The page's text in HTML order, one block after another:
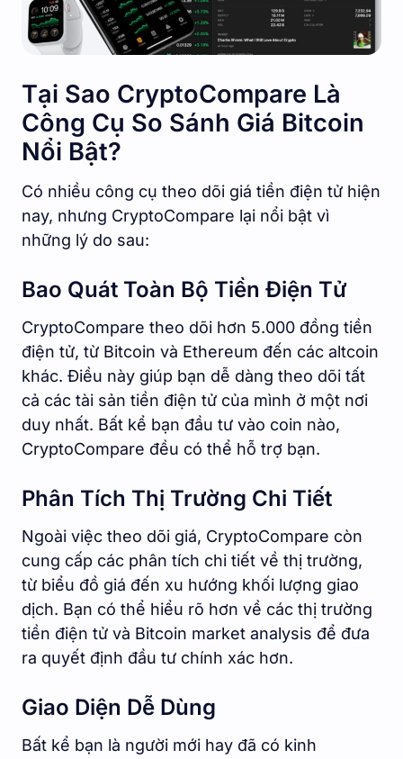
Tại Sao CryptoCompare Là
Công Cụ So Sánh Giá Bitcoin
Nổi Bật?
Có nhiều công cụ theo dõi giá tiền điện tử hiện
nay, nhưng CryptoCompare lại nổi bật vì
những lý do sau:
Bao Quát Toàn Bộ Tiền Điện Tử
CryptoCompare theo dõi hơn 5.000 đồng tiền
điện tử, từ Bitcoin và Ethereum đến các altcoin
khác. Điều này giúp bạn dễ dàng theo dõi tất
cả các tài sản tiền điện tử của mình ở một nơi
duy nhất. Bất kể bạn đầu tư vào coin nào,
CryptoCompare đều có thể hỗ trợ bạn.
Phân Tích Thị Trường Chi Tiết
Ngoài việc theo dõi giá, CryptoCompare còn
cung cấp các phân tích chi tiết về thị trường,
từ biểu đồ giá đến xu hướng khối lượng giao
dịch. Bạn có thể hiểu rõ hơn về các thị trường
tiền điện tử và Bitcoin market analysis để đưa
ra quyết định đầu tư chính xác hơn.
Giao Diện Dễ Dùng
Bất kể bạn là người mới hay đã có kinh